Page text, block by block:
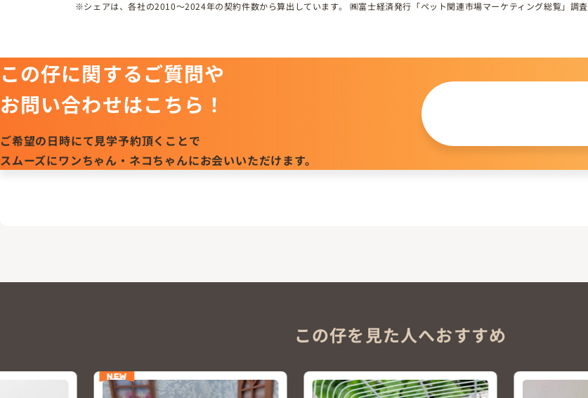
※シェアは、各社の2010～2024年の契約件数から算出しています。 ㈱富士経済発行「ペット関連市場マーケティング総覧」調査
この仔に関するご質問や
お問い合わせはこちら！
ご希望の日時にて見学予約頂くことで
スムーズにワンちゃん・ネコちゃんにお会いいただけます。
この仔を見た人へおすすめ
NEW